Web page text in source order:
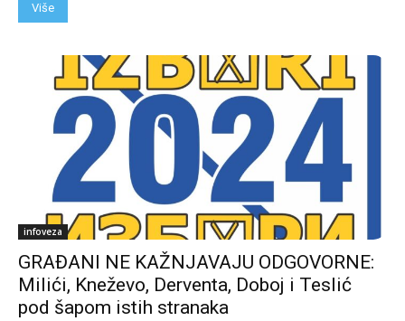
Više
infoveza
GRAĐANI NE KAŽNJAVAJU ODGOVORNE:
Milići, Kneževo, Derventa, Doboj i Teslić
pod šapom istih stranaka